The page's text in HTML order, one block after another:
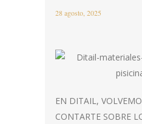
28 agosto, 2025
EN DITAIL,
CONTARTE SOBRE